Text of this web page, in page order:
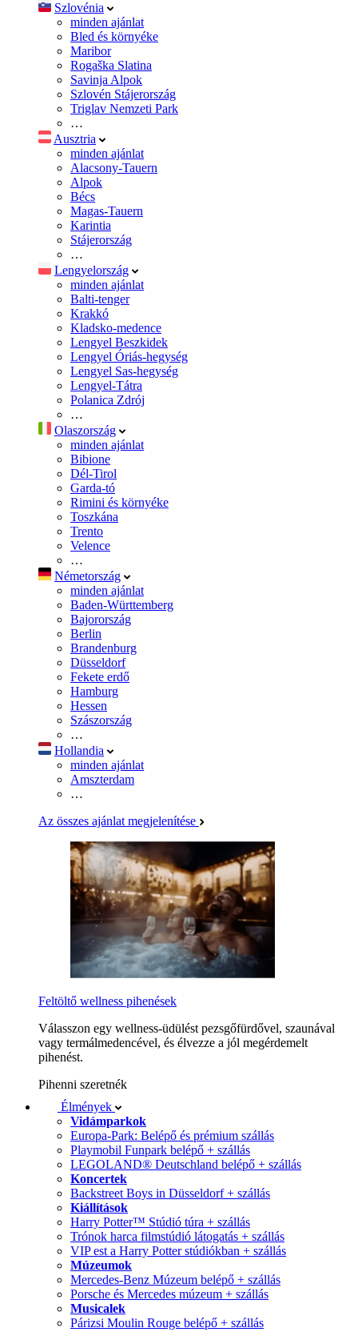
Szlovénia
minden ajánlat
Bled és környéke
Maribor
Rogaška Slatina
Savinja Alpok
Szlovén Stájerország
Triglav Nemzeti Park
…
Ausztria
minden ajánlat
Alacsony-Tauern
Alpok
Bécs
Magas-Tauern
Karintia
Stájerország
…
Lengyelország
minden ajánlat
Balti-tenger
Krakkó
Kladsko-medence
Lengyel Beszkidek
Lengyel Óriás-hegység
Lengyel Sas-hegység
Lengyel-Tátra
Polanica Zdrój
…
Olaszország
minden ajánlat
Bibione
Dél-Tirol
Garda-tó
Rimini és környéke
Toszkána
Trento
Velence
…
Németország
minden ajánlat
Baden-Württemberg
Bajorország
Berlin
Brandenburg
Düsseldorf
Fekete erdő
Hamburg
Hessen
Szászország
…
Hollandia
minden ajánlat
Amszterdam
…
Az összes ajánlat megjelenítése
Feltöltő wellness pihenések
Válasszon egy wellness-üdülést pezsgőfürdővel, szaunával
vagy termálmedencével, és élvezze a jól megérdemelt
pihenést.
Pihenni szeretnék
Élmények
Vidámparkok
Europa-Park: Belépő és prémium szállás
Playmobil Funpark belépő + szállás
LEGOLAND® Deutschland belépő + szállás
Koncertek
Backstreet Boys in Düsseldorf + szállás
Kiállítások
Harry Potter™ Stúdió túra + szállás
Trónok harca filmstúdió látogatás + szállás
VIP est a Harry Potter stúdiókban + szállás
Múzeumok
Mercedes-Benz Múzeum belépő + szállás
Porsche és Mercedes múzeum + szállás
Musicalek
Párizsi Moulin Rouge belépő + szállás